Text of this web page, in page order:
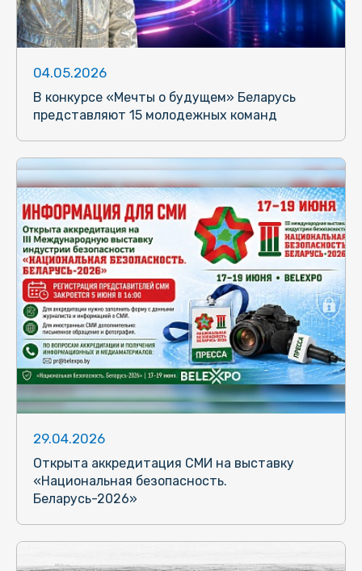
04.05.2026
В конкурсе «Мечты о будущем» Беларусь
представляют 15 молодежных команд
29.04.2026
Открыта аккредитация СМИ на выставку
«Национальная безопасность.
Беларусь-2026»